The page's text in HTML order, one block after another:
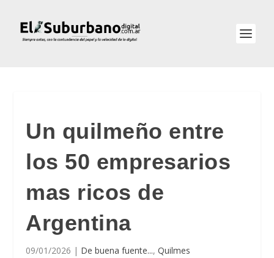
Un quilmeño entre
los 50 empresarios
mas ricos de
Argentina
09/01/2026 | De buena fuente...,Quilmes